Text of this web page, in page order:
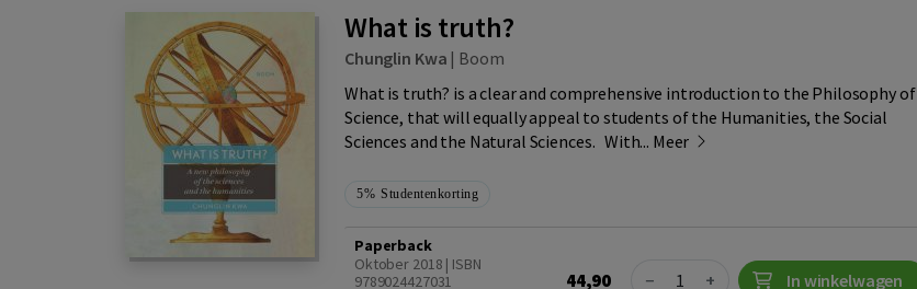
What is truth?
Chunglin Kwa | Boom
What is truth? is a clear and comprehensive introduction to the Philosophy of
Science, that will equally appeal to students of the Humanities, the Social
Sciences and the Natural Sciences. With... Meer
5% Studentenkorting
Paperback
Oktober 2018 | ISBN
9789024427031
44,90 Quantity
− + In winkelwagen